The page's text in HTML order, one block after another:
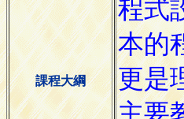
課程大綱